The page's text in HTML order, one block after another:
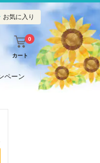
お気に入り
カート
0
ペーン